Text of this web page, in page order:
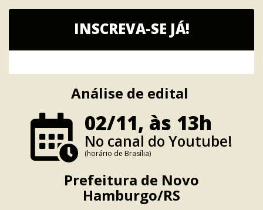
INSCREVA-SE JÁ!
Análise de edital
02/11, às 13h
No canal do Youtube!
(horário de Brasília)
Prefeitura de Novo
Hamburgo/RS